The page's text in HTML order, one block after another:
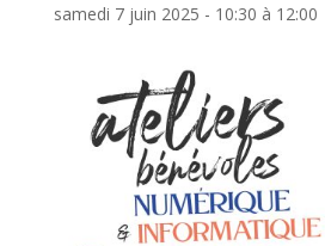
samedi 7 juin 2025 - 10:30 à 12:00